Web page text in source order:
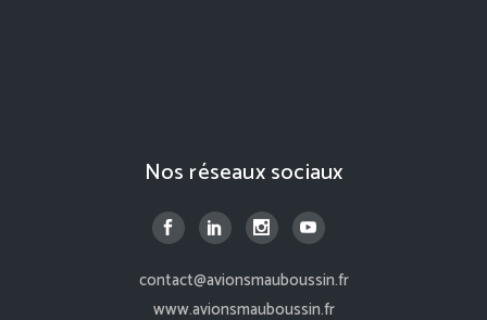
Nos réseaux sociaux
contact@avionsmauboussin.fr
www.avionsmauboussin.fr